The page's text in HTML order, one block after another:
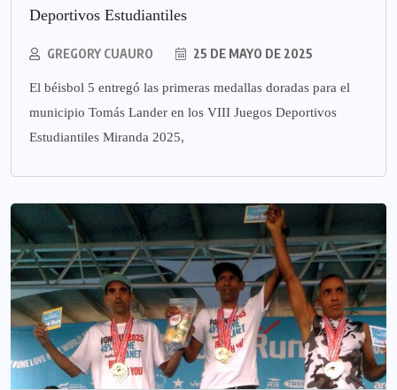
Deportivos Estudiantiles
GREGORY CUAURO 25 DE MAYO DE 2025
El béisbol 5 entregó las primeras medallas doradas para el
municipio Tomás Lander en los VIII Juegos Deportivos
Estudiantiles Miranda 2025,